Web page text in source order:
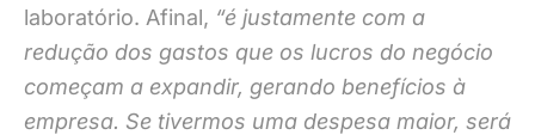
laboratório. Afinal, “é justamente com a
redução dos gastos que os lucros do negócio
começam a expandir, gerando benefícios à
empresa. Se tivermos uma despesa maior, será